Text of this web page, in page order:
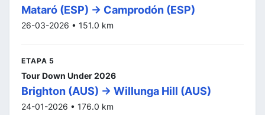
Mataró (ESP) -> Camprodón (ESP)
26-03-2026 • 151.0 km
ETAPA 5
Tour Down Under 2026
Brighton (AUS) -> Willunga Hill (AUS)
24-01-2026 • 176.0 km